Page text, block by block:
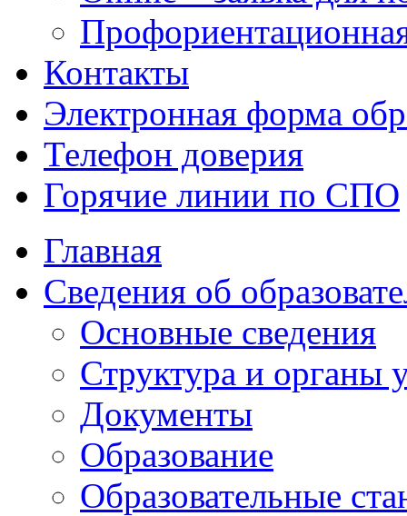
Контакты
Электронная форма
Телефон доверия
Горячие линии по СПО
Главная
Сведения об
Основные сведения
Структура и органы
Документы
Образование
Образовательные